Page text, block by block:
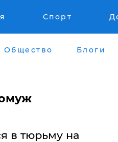
Спорт
Общество Блоги
в тюрьму на